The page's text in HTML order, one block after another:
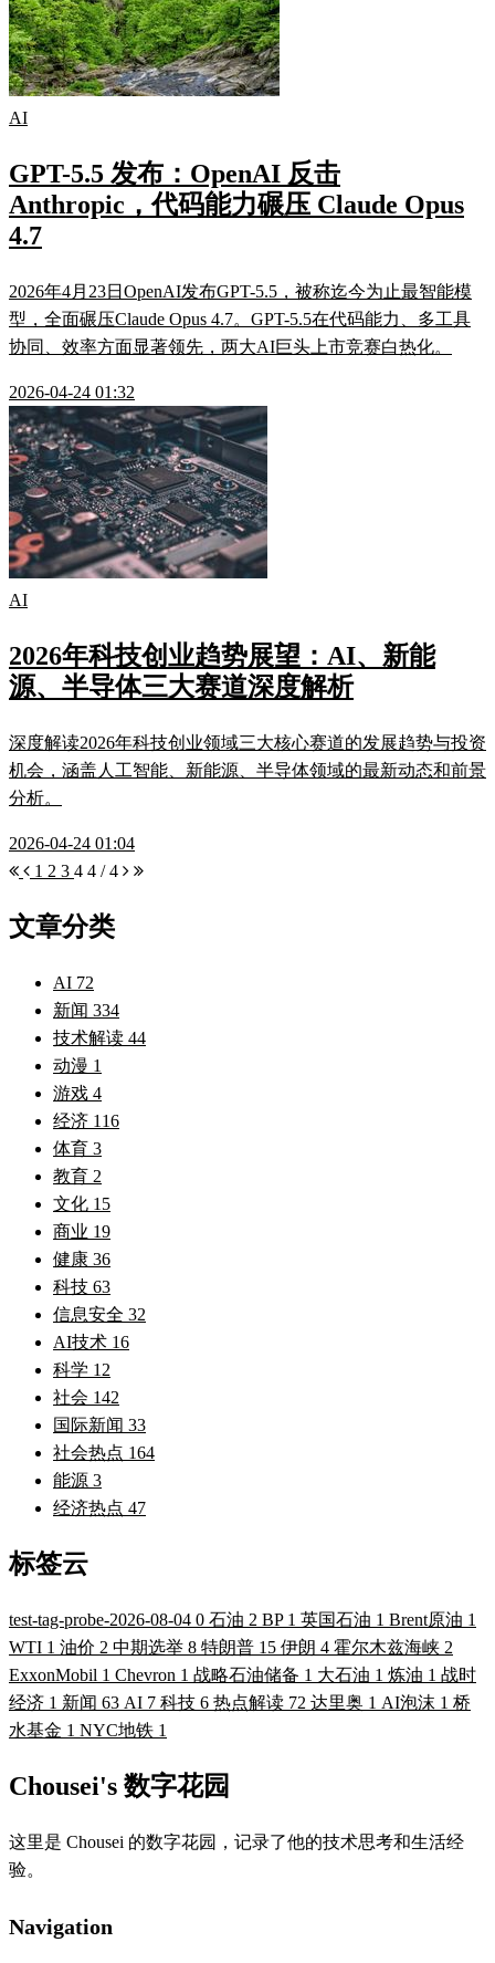
AI
GPT-5.5 发布：OpenAI 反击
Anthropic，代码能力碾压 Claude Opus
4.7
2026年4月23日OpenAI发布GPT-5.5，被称迄今为止最智能模
型，全面碾压Claude Opus 4.7。GPT-5.5在代码能力、多工具
协同、效率方面显著领先，两大AI巨头上市竞赛白热化。
2026-04-24 01:32
AI
2026年科技创业趋势展望：AI、新能
源、半导体三大赛道深度解析
深度解读2026年科技创业领域三大核心赛道的发展趋势与投资
机会，涵盖人工智能、新能源、半导体领域的最新动态和前景
分析。
2026-04-24 01:04
1 2 3 4 4 / 4
文章分类
AI 72
新闻 334
技术解读 44
动漫 1
游戏 4
经济 116
体育 3
教育 2
文化 15
商业 19
健康 36
科技 63
信息安全 32
AI技术 16
科学 12
社会 142
国际新闻 33
社会热点 164
能源 3
经济热点 47
标签云
test-tag-probe-2026-08-04 0 石油 2 BP 1 英国石油 1 Brent原油 1
WTI 1 油价 2 中期选举 8 特朗普 15 伊朗 4 霍尔木兹海峡 2
ExxonMobil 1 Chevron 1 战略石油储备 1 大石油 1 炼油 1 战时
经济 1 新闻 63 AI 7 科技 6 热点解读 72 达里奥 1 AI泡沫 1 桥
水基金 1 NYC地铁 1
Chousei's 数字花园
这里是 Chousei 的数字花园，记录了他的技术思考和生活经
验。
Navigation